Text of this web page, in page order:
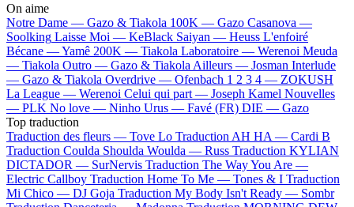
On aime
Notre Dame — Gazo & Tiakola 100K — Gazo Casanova —
Soolking Laisse Moi — KeBlack Saiyan — Heuss L'enfoiré
Bécane —Yamê 200K — Tiakola Laboratoire — Werenoi Meuda
— Tiakola Outro — Gazo & Tiakola Ailleurs — Josman Interlude
— Gazo & Tiakola Overdrive — Ofenbach 1 2 3 4 — ZOKUSH
La League — Werenoi Celui qui part — Joseph Kamel Nouvelles
— PLK No love — Ninho Urus — Favé (FR) DIE — Gazo
Top traduction
Traduction des fleurs — Tove Lo Traduction AH HA — Cardi B
Traduction Coulda Shoulda Woulda — Russ Traduction KYLIAN
DICTADOR — SurNervis Traduction The Way You Are —
Electric Callboy Traduction Home To Me — Tones & I Traduction
Mi Chico — DJ Goja Traduction My Body Isn't Ready — Sombr